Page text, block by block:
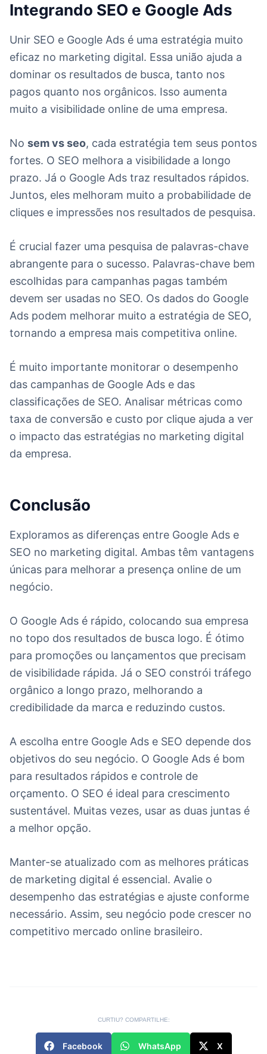
Integrando SEO e Google Ads
Unir SEO e Google Ads é uma estratégia muito
eficaz no marketing digital. Essa união ajuda a
dominar os resultados de busca, tanto nos
pagos quanto nos orgânicos. Isso aumenta
muito a visibilidade online de uma empresa.
No sem vs seo, cada estratégia tem seus pontos
fortes. O SEO melhora a visibilidade a longo
prazo. Já o Google Ads traz resultados rápidos.
Juntos, eles melhoram muito a probabilidade de
cliques e impressões nos resultados de pesquisa.
É crucial fazer uma pesquisa de palavras-chave
abrangente para o sucesso. Palavras-chave bem
escolhidas para campanhas pagas também
devem ser usadas no SEO. Os dados do Google
Ads podem melhorar muito a estratégia de SEO,
tornando a empresa mais competitiva online.
É muito importante monitorar o desempenho
das campanhas de Google Ads e das
classificações de SEO. Analisar métricas como
taxa de conversão e custo por clique ajuda a ver
o impacto das estratégias no marketing digital
da empresa.
Conclusão
Exploramos as diferenças entre Google Ads e
SEO no marketing digital. Ambas têm vantagens
únicas para melhorar a presença online de um
negócio.
O Google Ads é rápido, colocando sua empresa
no topo dos resultados de busca logo. É ótimo
para promoções ou lançamentos que precisam
de visibilidade rápida. Já o SEO constrói tráfego
orgânico a longo prazo, melhorando a
credibilidade da marca e reduzindo custos.
A escolha entre Google Ads e SEO depende dos
objetivos do seu negócio. O Google Ads é bom
para resultados rápidos e controle de
orçamento. O SEO é ideal para crescimento
sustentável. Muitas vezes, usar as duas juntas é
a melhor opção.
Manter-se atualizado com as melhores práticas
de marketing digital é essencial. Avalie o
desempenho das estratégias e ajuste conforme
necessário. Assim, seu negócio pode crescer no
competitivo mercado online brasileiro.
CURTIU? COMPARTILHE:
Facebook WhatsApp X